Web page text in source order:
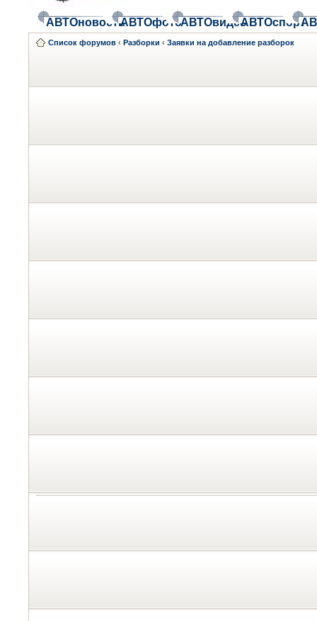
АВТОновостиАВТОфотоАВТОвидеоАВТОспорт
Список форумов ‹ Разборки ‹ Заявки на добавление разборок